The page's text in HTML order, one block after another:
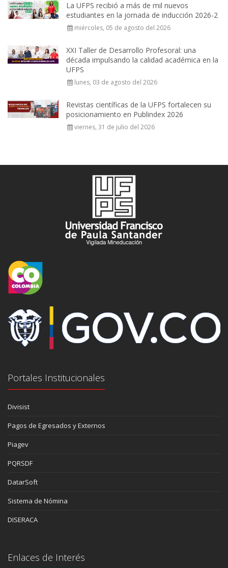
La UFPS recibió a más de mil nuevos
estudiantes en la jornada de inducción 2026-2
miércoles, 05 de agosto del 2026
XXI Taller de Desarrollo Profesoral: una
década impulsando la calidad académica en la
UFPS
lunes, 03 de agosto del 2026
Revistas científicas de la UFPS fortalecen su
posicionamiento en Publindex 2026
viernes, 31 de julio del 2026
Portales Institucionales
Divisist
Pagos de Egresados y Externos
Piagev
PQRSDF
DatarSoft
Sistema de Nómina
DISERACA
Enlaces de Interés